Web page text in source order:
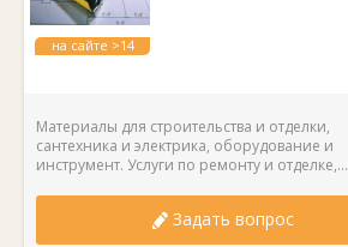
на сайте >14
Материалы для строительства и отделки,
сантехника и электрика, оборудование и
инструмент. Услуги по ремонту и отделке,...
Задать вопрос